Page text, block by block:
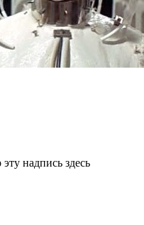
надпись здесь